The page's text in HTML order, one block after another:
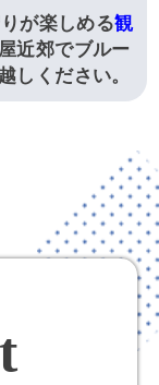
が楽しめる観
近郊でブルー
しください。